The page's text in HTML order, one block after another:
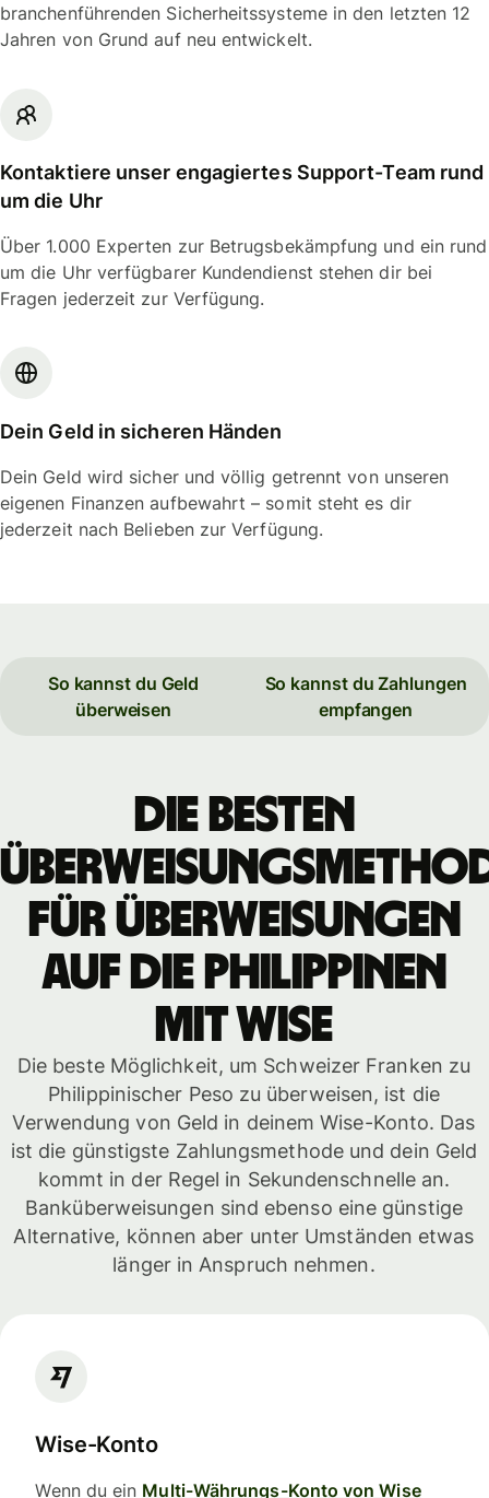
branchenführenden Sicherheitssysteme in den letzten 12
Jahren von Grund auf neu entwickelt.
Kontaktiere unser engagiertes Support-Team rund
um die Uhr
Über 1.000 Experten zur Betrugsbekämpfung und ein rund
um die Uhr verfügbarer Kundendienst stehen dir bei
Fragen jederzeit zur Verfügung.
Dein Geld in sicheren Händen
Dein Geld wird sicher und völlig getrennt von unseren
eigenen Finanzen aufbewahrt – somit steht es dir
jederzeit nach Belieben zur Verfügung.
So kannst du Geld
überweisen
So kannst du Zahlungen
empfangen
Die besten
für Überweisungen
auf die Philippinen
mit WISE
Die beste Möglichkeit, um Schweizer Franken zu
Philippinischer Peso zu überweisen, ist die
Verwendung von Geld in deinem Wise-Konto. Das
ist die günstigste Zahlungsmethode und dein Geld
kommt in der Regel in Sekundenschnelle an.
Banküberweisungen sind ebenso eine günstige
Alternative, können aber unter Umständen etwas
länger in Anspruch nehmen.
Wise-Konto
Wenn du ein Multi-Währungs-Konto von Wise